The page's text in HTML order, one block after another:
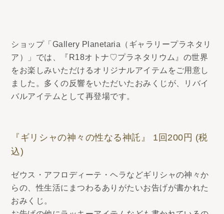
ショップ「Gallery Planetaria（ギャラリープラネタリ
ア）」では、『R18オトナ♡プラネタリウム』の世界
をお楽しみいただけるオリジナルアイテムをご用意し
ました。多くの反響をいただいたおみくじが、リバイ
バルアイテムとして再登場です。
『ギリシャの神々の性なる神託』 1回200円 (税
込)
ゼウス・アフロディーテ・ヘラなどギリシャの神々か
らの、性生活にまつわるありがたいお告げが書かれた
おみくじ。